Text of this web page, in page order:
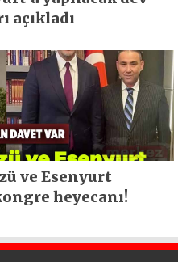
açıkladı
ve Esenyurt
heyecanı!